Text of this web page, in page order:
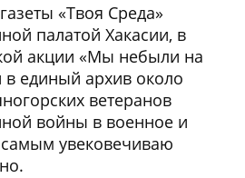
«Твоя Среда»
палатой Хакасии, в
акции «Мы небыли на
в единый архив около
ветеранов
войны в военное и
увековечиваю